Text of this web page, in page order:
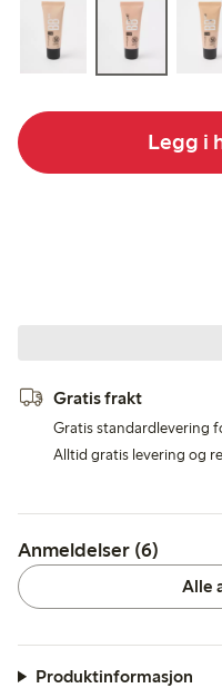
Legg i
Gratis frakt
Gratis standardlevering
Alltid gratis levering og
Anmeldelser (6)
Alle
Produktinformasjon